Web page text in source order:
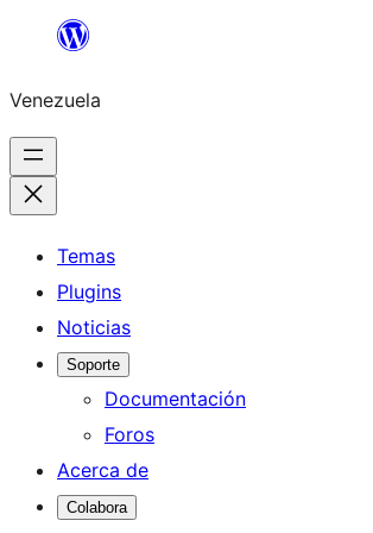
Saltar
contenido
Venezuela
Temas
Plugins
Noticias
Soporte
Documentación
Foros
Acerca de
Colabora